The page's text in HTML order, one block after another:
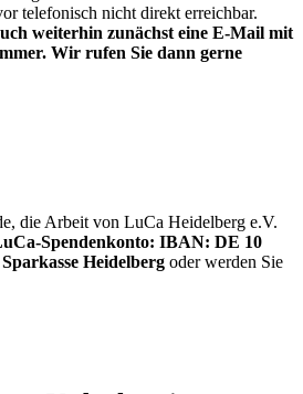
telefonisch nicht direkt erreichbar.
weiterhin zunächst eine E-Mail mit
Wir rufen Sie dann gerne
die Arbeit von LuCa Heidelberg e.V.
Spendenkonto: IBAN: DE 10
Sparkasse Heidelberg oder werden Sie